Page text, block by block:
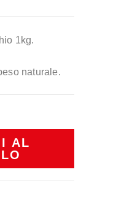
1kg.
naturale.
AL